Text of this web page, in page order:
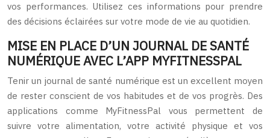
vos performances. Utilisez ces informations pour prendre
des décisions éclairées sur votre mode de vie au quotidien.
MISE EN PLACE D’UN JOURNAL DE SANTÉ
NUMÉRIQUE AVEC L’APP MYFITNESSPAL
Tenir un journal de santé numérique est un excellent moyen
de rester conscient de vos habitudes et de vos progrès. Des
applications comme MyFitnessPal vous permettent de
suivre votre alimentation, votre activité physique et vos